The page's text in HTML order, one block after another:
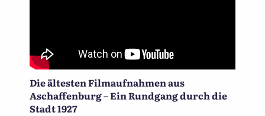
Die ältesten Filmaufnahmen aus
Aschaffenburg – Ein Rundgang durch die
Stadt 1927